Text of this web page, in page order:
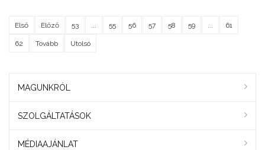
Első Előző 53 55 56 57 58 59 61
62 Tovább Utolsó
MAGUNKRÓL
SZOLGÁLTATÁSOK
MÉDIAAJÁNLAT